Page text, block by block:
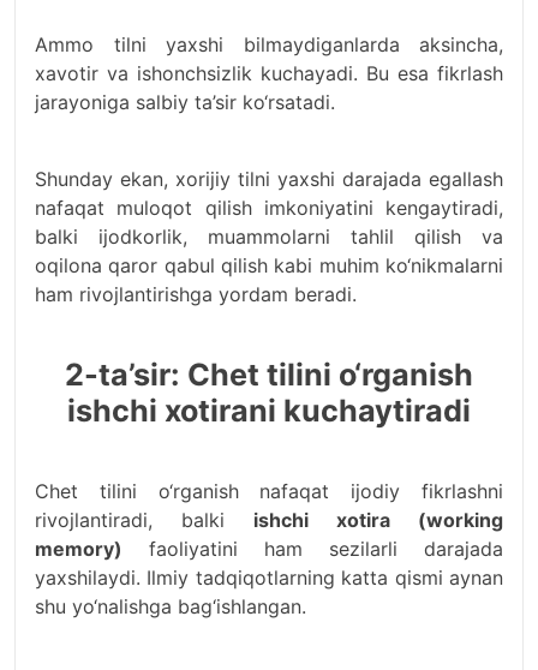
Ammo tilni yaxshi bilmaydiganlarda aksincha,
xavotir va ishonchsizlik kuchayadi. Bu esa fikrlash
jarayoniga salbiy ta’sir ko‘rsatadi.
Shunday ekan, xorijiy tilni yaxshi darajada egallash
nafaqat muloqot qilish imkoniyatini kengaytiradi,
balki ijodkorlik, muammolarni tahlil qilish va
oqilona qaror qabul qilish kabi muhim ko‘nikmalarni
ham rivojlantirishga yordam beradi.
2-ta’sir: Chet tilini o‘rganish
ishchi xotirani kuchaytiradi
Chet tilini o‘rganish nafaqat ijodiy fikrlashni
rivojlantiradi, balki ishchi xotira (working
memory) faoliyatini ham sezilarli darajada
yaxshilaydi. Ilmiy tadqiqotlarning katta qismi aynan
shu yo‘nalishga bag‘ishlangan.